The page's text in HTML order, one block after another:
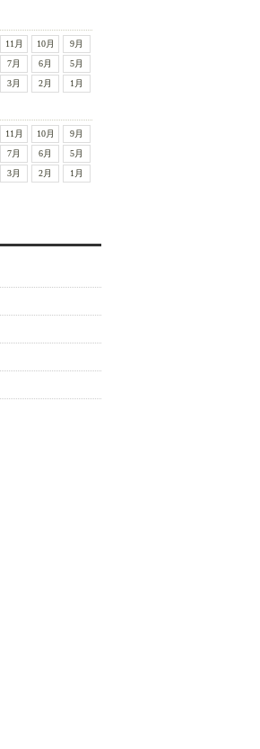
11月 10月
9月
7月 6月
5月
3月 2月 1月
11月 10月
9月
7月 6月
5月
3月 2月 1月